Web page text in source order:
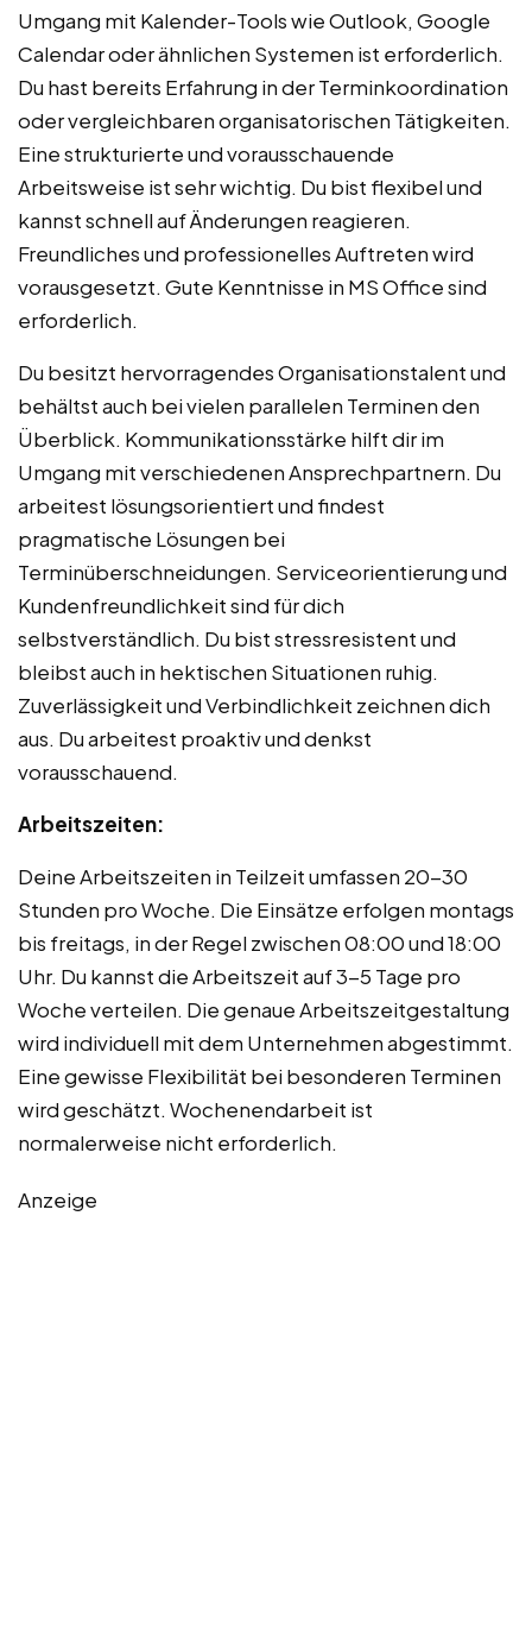
Umgang mit Kalender-Tools wie Outlook, Google
Calendar oder ähnlichen Systemen ist erforderlich.
Du hast bereits Erfahrung in der Terminkoordination
oder vergleichbaren organisatorischen Tätigkeiten.
Eine strukturierte und vorausschauende
Arbeitsweise ist sehr wichtig. Du bist flexibel und
kannst schnell auf Änderungen reagieren.
Freundliches und professionelles Auftreten wird
vorausgesetzt. Gute Kenntnisse in MS Office sind
erforderlich.
Du besitzt hervorragendes Organisationstalent und
behältst auch bei vielen parallelen Terminen den
Überblick. Kommunikationsstärke hilft dir im
Umgang mit verschiedenen Ansprechpartnern. Du
arbeitest lösungsorientiert und findest
pragmatische Lösungen bei
Terminüberschneidungen. Serviceorientierung und
Kundenfreundlichkeit sind für dich
selbstverständlich. Du bist stressresistent und
bleibst auch in hektischen Situationen ruhig.
Zuverlässigkeit und Verbindlichkeit zeichnen dich
aus. Du arbeitest proaktiv und denkst
vorausschauend.
Arbeitszeiten:
Deine Arbeitszeiten in Teilzeit umfassen 20-30
Stunden pro Woche. Die Einsätze erfolgen montags
bis freitags, in der Regel zwischen 08:00 und 18:00
Uhr. Du kannst die Arbeitszeit auf 3-5 Tage pro
Woche verteilen. Die genaue Arbeitszeitgestaltung
wird individuell mit dem Unternehmen abgestimmt.
Eine gewisse Flexibilität bei besonderen Terminen
wird geschätzt. Wochenendarbeit ist
normalerweise nicht erforderlich.
Anzeige